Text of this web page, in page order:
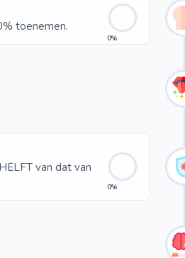
toenemen.
0%
van dat van
0%